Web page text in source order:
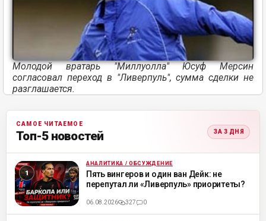
Молодой вратарь "Миллуолла" Юсуф Мерсин
согласовал переход в "Ливерпуль", сумма сделки не
разглашается.
САМОЕ ЧИТАЕМОЕ
Топ-5 новостей ЗА 3 ДНЯ
ML АНАЛИТИКА / ОБСУЖДЕНИЕ
Пять вингеров и один ван Дейк: не
перепутал ли «Ливерпуль» приоритеты?
06.08.2026 327 0